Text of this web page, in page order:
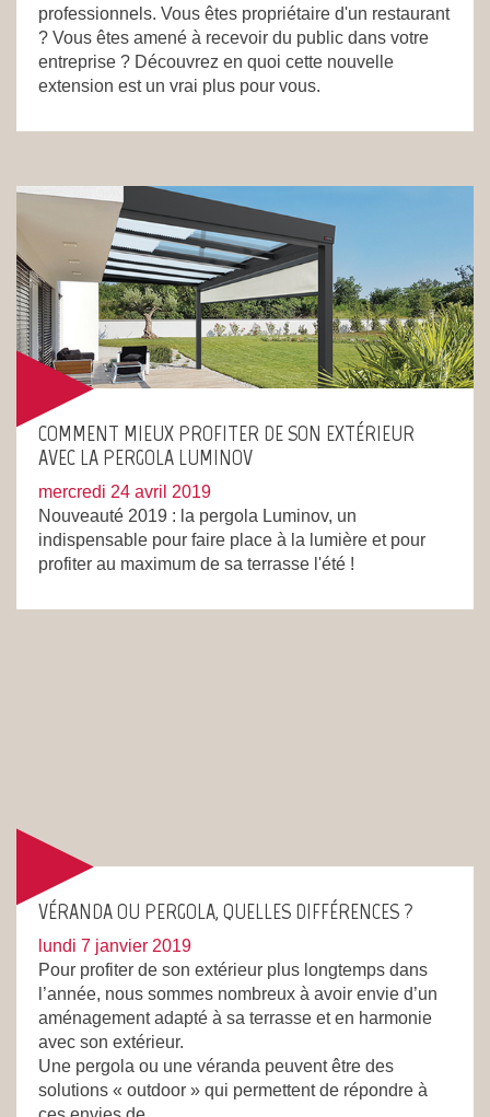
professionnels. Vous êtes propriétaire d'un restaurant
? Vous êtes amené à recevoir du public dans votre
entreprise ? Découvrez en quoi cette nouvelle
extension est un vrai plus pour vous.
COMMENT MIEUX PROFITER DE SON EXTÉRIEUR
AVEC LA PERGOLA LUMINOV
mercredi 24 avril 2019
Nouveauté 2019 : la pergola Luminov, un
indispensable pour faire place à la lumière et pour
profiter au maximum de sa terrasse l'été !
VÉRANDA OU PERGOLA, QUELLES DIFFÉRENCES ?
lundi 7 janvier 2019
Pour profiter de son extérieur plus longtemps dans
l’année, nous sommes nombreux à avoir envie d’un
aménagement adapté à sa terrasse et en harmonie
avec son extérieur.
Une pergola ou une véranda peuvent être des
solutions « outdoor » qui permettent de répondre à